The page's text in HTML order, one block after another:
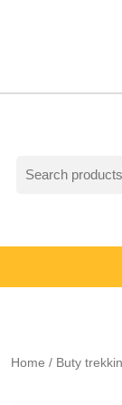
for:
Home / Buty